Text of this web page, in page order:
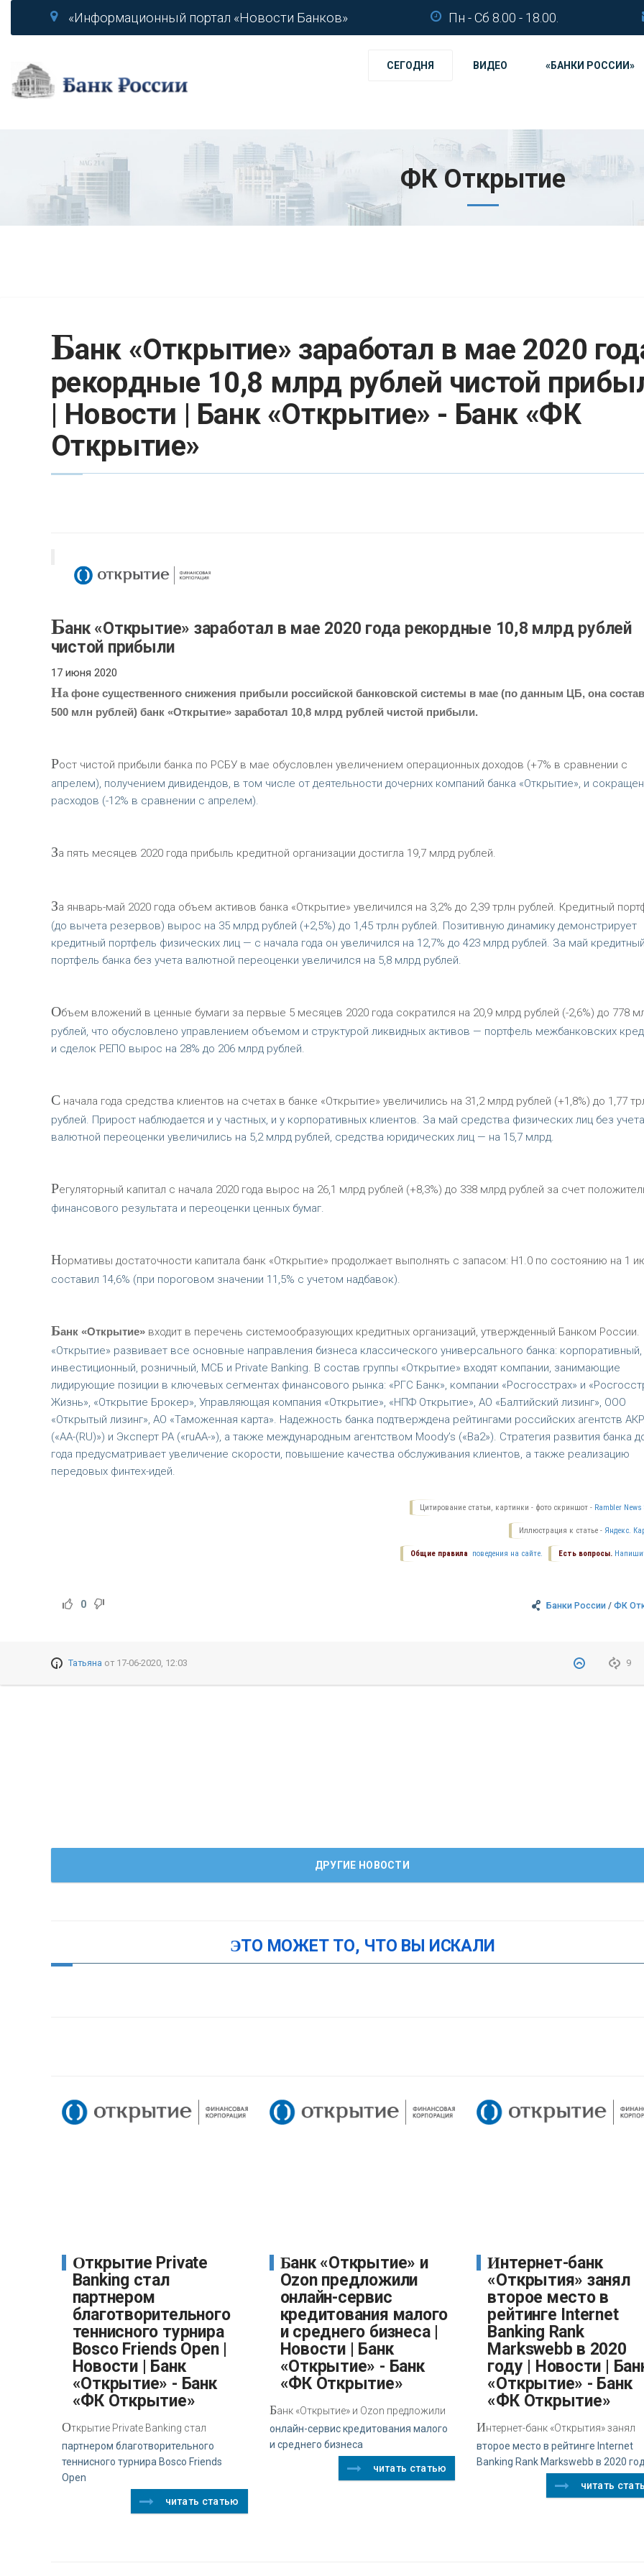
«Информационный портал «Новости Банков» Пн - Сб 8.00 - 18.00.
СЕГОДНЯ ВИДЕО «БАНКИ РОССИИ»
ФК Открытие
Банк «Открытие» заработал в мае 2020
рекордные 10,8 млрд рублей чистой
| Новости | Банк «Открытие» - Банк «ФК
Открытие»
Банк «Открытие» заработал в мае 2020 года рекордные 10,8 млрд рублей
чистой прибыли
17 июня 2020
На фоне существенного снижения прибыли российской банковской системы в мае (по данным ЦБ, она
500 млн рублей) банк «Открытие» заработал 10,8 млрд рублей чистой прибыли.
Рост чистой прибыли банка по РСБУ в мае обусловлен увеличением операционных доходов (+7% в сравнении с
апрелем), получением дивидендов, в том числе от деятельности дочерних компаний банка «Открытие», и
расходов (-12% в сравнении с апрелем).
За пять месяцев 2020 года прибыль кредитной организации достигла 19,7 млрд рублей.
За январь-май 2020 года объем активов банка «Открытие» увеличился на 3,2% до 2,39 трлн рублей. Кредитный
(до вычета резервов) вырос на 35 млрд рублей (+2,5%) до 1,45 трлн рублей. Позитивную динамику демонстрирует
кредитный портфель физических лиц — с начала года он увеличился на 12,7% до 423 млрд рублей. За май кредитный
портфель банка без учета валютной переоценки увеличился на 5,8 млрд рублей.
Объем вложений в ценные бумаги за первые 5 месяцев 2020 года сократился на 20,9 млрд рублей (-2,6%) до 778
рублей, что обусловлено управлением объемом и структурой ликвидных активов — портфель межбанковских
и сделок РЕПО вырос на 28% до 206 млрд рублей.
Сначала года средства клиентов на счетах в банке «Открытие» увеличились на 31,2 млрд рублей (+1,8%) до 1,77
рублей. Прирост наблюдается и у частных, и у корпоративных клиентов. За май средства физических лиц без учета
валютной переоценки увеличились на 5,2 млрд рублей, средства юридических лиц — на 15,7 млрд.
Регуляторный капитал с начала 2020 года вырос на 26,1 млрд рублей (+8,3%) до 338 млрд рублей за счет
финансового результата и переоценки ценных бумаг.
Нормативы достаточности капитала банк «Открытие» продолжает выполнять с запасом: Н1.0 по состоянию на 1
составил 14,6% (при пороговом значении 11,5% с учетом надбавок).
Банк «Открытие»входит в перечень системообразующих кредитных организаций, утвержденный Банком России.
«Открытие» развивает все основные направления бизнеса классического универсального банка: корпоративный,
инвестиционный, розничный, МСБ и Private Banking. В состав группы «Открытие» входят компании, занимающие
лидирующие позиции в ключевых сегментах финансового рынка: «РГС Банк», компании «Росгосстрах» и
Жизнь», «Открытие Брокер», Управляющая компания «Открытие», «НПФ Открытие», АО «Балтийский лизинг», ООО
«Открытый лизинг», АО «Таможенная карта». Надежность банка подтверждена рейтингами российских агентств
(«АА-(RU)») и Эксперт РА («ruAA-»), а также международным агентством Moody’s («Ba2»). Стратегия развития банка
года предусматривает увеличение скорости, повышение качества обслуживания клиентов, а также реализацию
передовых финтех-идей.
Цитирование статьи, картинки - фото скриншот - Rambler News
Иллюстрация к статье - Яндекс.
Есть вопросы.
Общие правила поведения на сайте.
Банки России /ФК
0
9
Татьяна от 17-06-2020, 12:03
ДРУГИЕ НОВОСТИ
ЭТО МОЖЕТ ТО, ЧТО ВЫ ИСКАЛИ
Открытие Private
Banking стал
партнером
благотворительного
теннисного турнира
Bosco Friends Open |
Новости | Банк
«Открытие» - Банк
«ФК Открытие»
Открытие Private Banking стал
партнером благотворительного
теннисного турнира Bosco Friends
Open
читать статью
Банк «Открытие» и
Ozon предложили
онлайн-сервис
кредитования малого
и среднего бизнеса |
Новости | Банк
«Открытие» - Банк
«ФК Открытие»
Банк «Открытие» и Ozon предложили
онлайн-сервис кредитования малого
и среднего бизнеса
читать статью
Интернет-банк
«Открытия» занял
второе место в
рейтинге Internet
Banking Rank
Markswebb в 2020
году | Новости |
«Открытие» - Банк
«ФК Открытие»
Интернет-банк «Открытия» занял
второе место в рейтинге Internet
Banking Rank Markswebb в 2020
читать